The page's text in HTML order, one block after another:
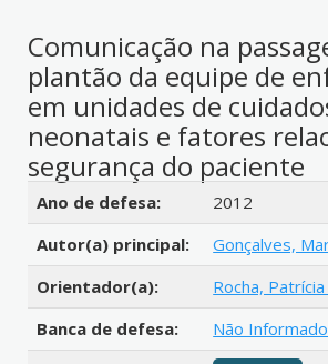
Comunicação na
plantão da equipe de
em unidades de
neonatais e fatores
segurança do paciente
Detalhes bibliográficos
Ano de defesa:
2012
Autor(a) principal:
Gonçalves,
Orientador(a):
Rocha,
Banca de defesa:
Não